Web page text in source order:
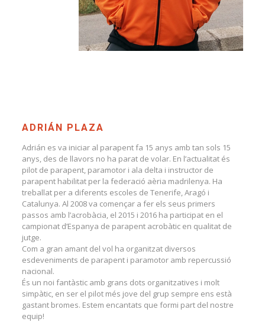
ADRIÁN PLAZA
Adrián es va iniciar al parapent fa 15 anys amb tan sols 15
anys, des de llavors no ha parat de volar. En l’actualitat és
pilot de parapent, paramotor i ala delta i instructor de
parapent habilitat per la federació aèria madrilenya. Ha
treballat per a diferents escoles de Tenerife, Aragó i
Catalunya. Al 2008 va començar a fer els seus primers
passos amb l’acrobàcia, el 2015 i 2016 ha participat en el
campionat d’Espanya de parapent acrobàtic en qualitat de
jutge.
Com a gran amant del vol ha organitzat diversos
esdeveniments de parapent i paramotor amb repercussió
nacional.
És un noi fantàstic amb grans dots organitzatives i molt
simpàtic, en ser el pilot més jove del grup sempre ens està
gastant bromes. Estem encantats que formi part del nostre
equip!